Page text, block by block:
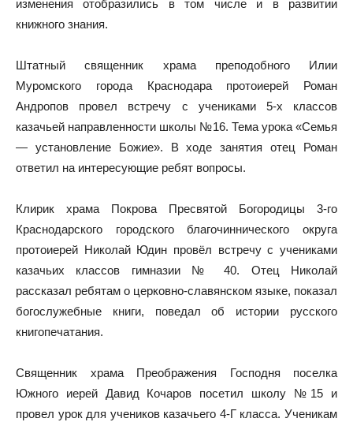
изменения отобразились в том числе и в развитии
книжного знания.
Штатный священник храма преподобного Илии
Муромского города Краснодара протоиерей Роман
Андропов провел встречу с учениками 5-х классов
казачьей направленности школы №16. Тема урока «Семья
— установление Божие». В ходе занятия отец Роман
ответил на интересующие ребят вопросы.
Клирик храма Покрова Пресвятой Богородицы 3-го
Краснодарского городского благочиннического округа
протоиерей Николай Юдин провёл встречу с учениками
казачьих классов гимназии № 40. Отец Николай
рассказал ребятам о церковно-славянском языке, показал
богослужебные книги, поведал об истории русского
книгопечатания.
Священник храма Преображения Господня поселка
Южного иерей Давид Кочаров посетил школу №15 и
провел урок для учеников казачьего 4-Г класса. Ученикам